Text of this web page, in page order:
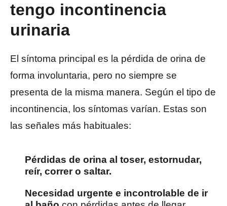
tengo incontinencia
urinaria
El síntoma principal es la pérdida de orina de
forma involuntaria, pero no siempre se
presenta de la misma manera. Según el tipo de
incontinencia, los síntomas varían. Estas son
las señales más habituales:
Pérdidas de orina al toser, estornudar,
reír, correr o saltar.
Necesidad urgente e incontrolable de ir